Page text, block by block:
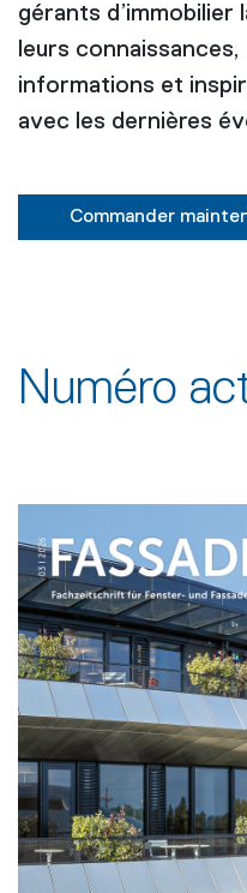
gérants d’immobilier
leurs connaissances,
informations et
avec les dernières
Commander
Numéro